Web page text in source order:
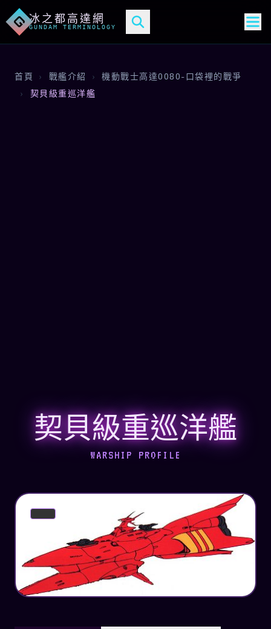
G冰之都高達網
GUNDAM TERMINOLOGY
首頁 › 戰艦介紹 ›
機動戰士高達0080-口袋裡的戰爭
›
契貝級重巡洋艦
契貝級重巡洋艦
WARSHIP PROFILE